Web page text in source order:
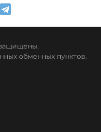
обменных пунктов.